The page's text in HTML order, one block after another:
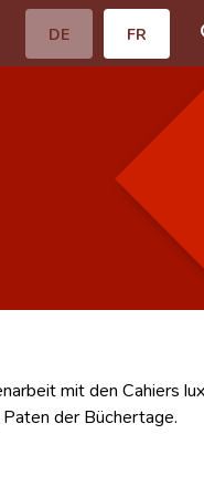
DE FR
mit den Cahiers
der Büchertage.